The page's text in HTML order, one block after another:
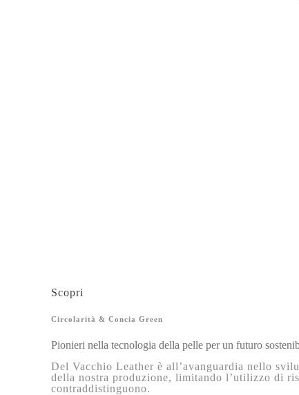
Scopri
Circolarità & Concia Green
Pionieri nella tecnologia della pelle per un futuro
Del Vacchio Leather è all’avanguardia nello
della nostra produzione, limitando l’utilizzo di
contraddistinguono.